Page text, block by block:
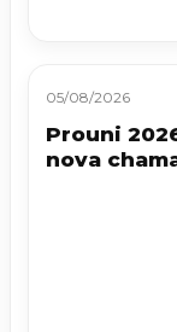
05/08/2026
Prouni
nova